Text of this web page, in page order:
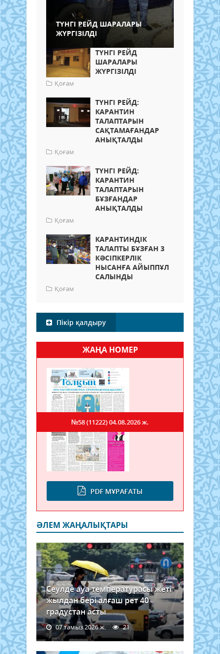
ТҮНГІ РЕЙД ШАРАЛАРЫ
ЖҮРГІЗІЛДІ
ТҮНГІ РЕЙД
ШАРАЛАРЫ
ЖҮРГІЗІЛДІ
Қоғам
ТҮНГІ РЕЙД:
КАРАНТИН
ТАЛАПТАРЫН
САҚТАМАҒАНДАР
АНЫҚТАЛДЫ
Қоғам
ТҮНГІ РЕЙД:
КАРАНТИН
ТАЛАПТАРЫН
БҰЗҒАНДАР
АНЫҚТАЛДЫ
Қоғам
КАРАНТИНДІК
ТАЛАПТЫ БҰЗҒАН 3
КӘСІПКЕРЛІК
НЫСАНҒА АЙЫППҰЛ
САЛЫНДЫ
Қоғам
Пікір қалдыру
ЖАҢА НОМЕР
PDF МҰРАҒАТЫ
№58 (11222)04.08.2026 ж.
ӘЛЕМ ЖАҢАЛЫҚТАРЫ
Сеулде ауа температурасы жеті
жылдан бері алғаш рет 40
градустан асты
07 тамыз 2026 ж. 21